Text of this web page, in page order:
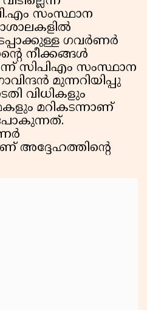
സംസ്ഥാന
ഗവര്‍ണർ
നീക്കങ്ങൾ
സിപിഎം സംസ്ഥാന
മുന്നറിയിപ്പു
വിധികളും
മറികടന്നാണ്
അദ്ദേഹത്തിന്റെ